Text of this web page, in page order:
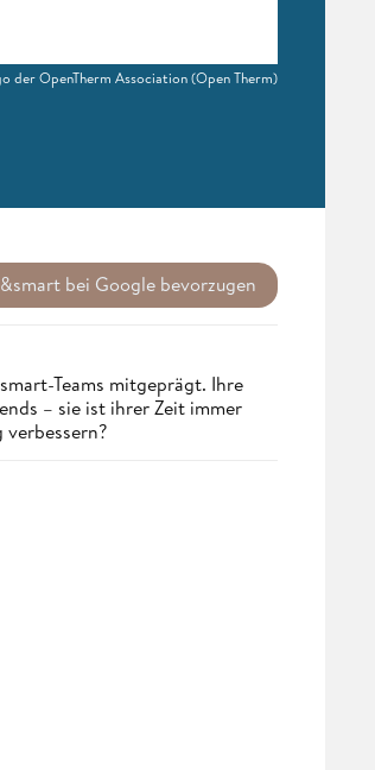
der OpenTherm Association(Open Therm)
bei Google bevorzugen
Teams mitgeprägt. Ihre
– sie ist ihrer Zeit immer